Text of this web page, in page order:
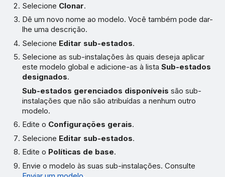
Selecione Clonar.
Dê um novo nome ao modelo. Você também pode dar-
lhe uma descrição.
Selecione Editar sub-estados.
Selecione as sub-instalações às quais deseja aplicar
este modelo global e adicione-as à listaSub-estados
designados.
Sub-estados gerenciados disponíveis são sub-
instalações que não são atribuídas a nenhum outro
modelo.
Edite o Configurações gerais.
Selecione Editar sub-estados.
Edite o Políticas de base.
Envie o modelo às suas sub-instalações. Consulte